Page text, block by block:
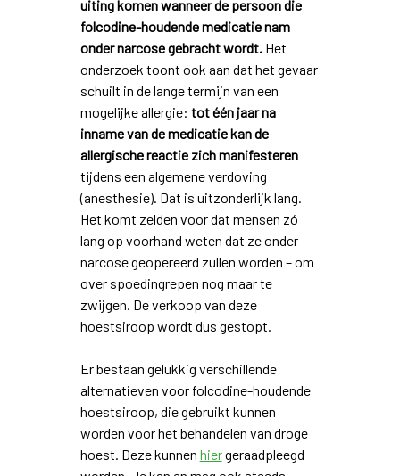
uiting komen wanneer de persoon die
folcodine-houdende medicatie nam
onder narcose gebracht wordt.Het
onderzoek toont ook aan dat het gevaar
schuilt in de lange termijn van een
mogelijke allergie: tot één jaar na
inname van de medicatie kan de
allergische reactie zich manifesteren
tijdens een algemene verdoving
(anesthesie). Dat is uitzonderlijk lang.
Het komt zelden voor dat mensen zó
lang op voorhand weten dat ze onder
narcose geopereerd zullen worden – om
over spoedingrepen nog maar te
zwijgen. De verkoop van deze
hoestsiroop wordt dus gestopt.
Er bestaan gelukkig verschillende
alternatieven voor folcodine-houdende
hoestsiroop, die gebruikt kunnen
worden voor het behandelen van droge
hoest. Deze kunnen hiergeraadpleegd